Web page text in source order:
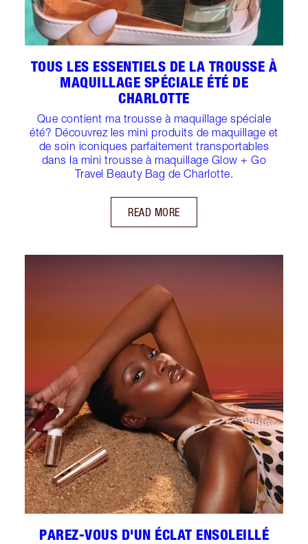
TOUS LES ESSENTIELS DE LA TROUSSE À
MAQUILLAGE SPÉCIALE ÉTÉ DE
CHARLOTTE
Que contient ma trousse à maquillage spéciale
été? Découvrez les mini produits de maquillage et
de soin iconiques parfaitement transportables
dans la mini trousse à maquillage Glow + Go
Travel Beauty Bag de Charlotte.
READ MORE
PAREZ-VOUS D'UN ÉCLAT ENSOLEILLÉ